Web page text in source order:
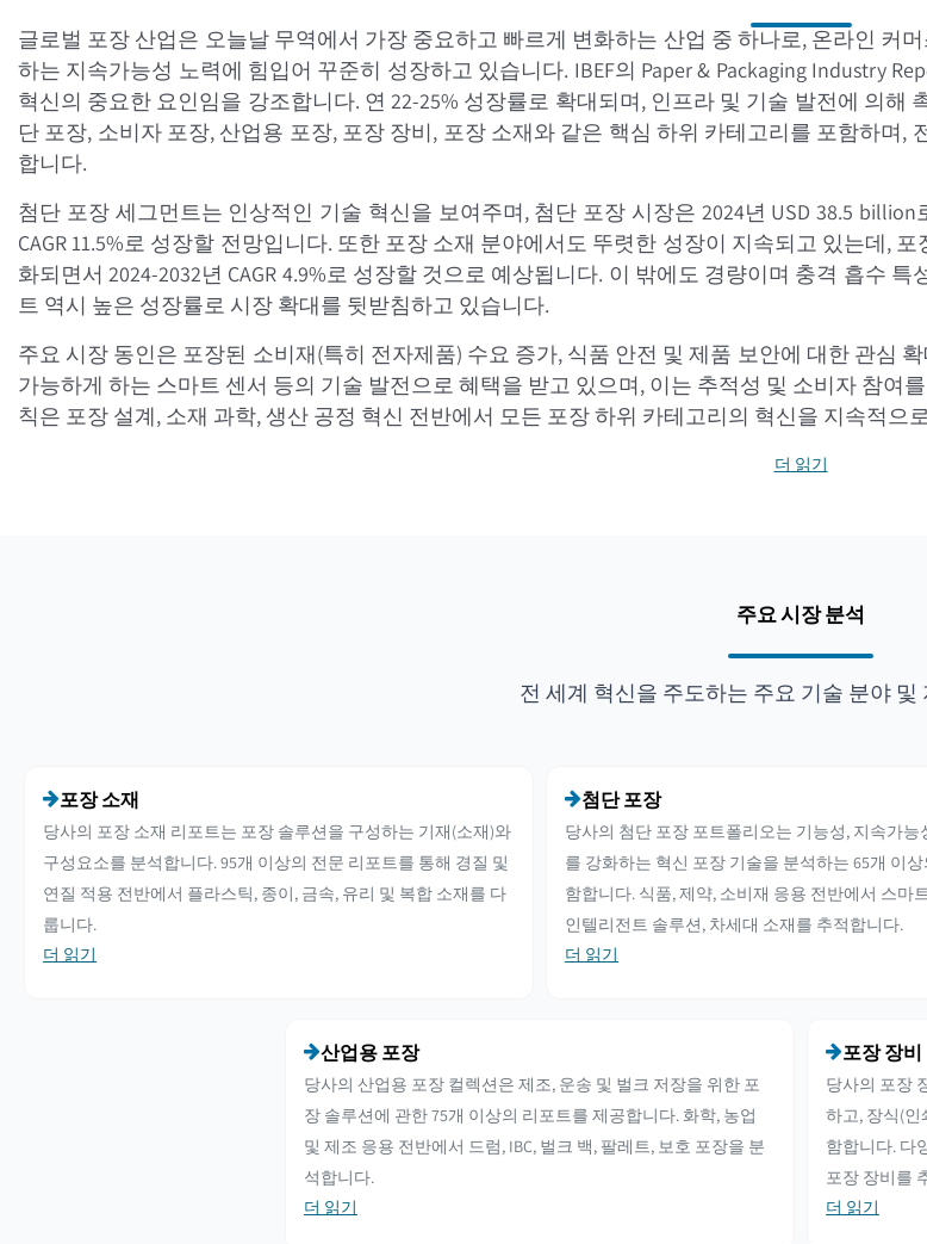
글로벌 포장 산업은 오늘날 무역에서 가장 중요하고 빠르게 변화하는 산업 중 하나로, 온라인 커
하는 지속가능성 노력에 힘입어 꾸준히 성장하고 있습니다. IBEF의 Paper & Packaging Industry
혁신의 중요한 요인임을 강조합니다. 연 22-25% 성장률로 확대되며, 인프라 및 기술 발전에 의
단 포장, 소비자 포장, 산업용 포장, 포장 장비, 포장 소재와 같은 핵심 하위 카테고리를 포함하며
합니다.
첨단 포장 세그먼트는 인상적인 기술 혁신을 보여주며, 첨단 포장 시장은 2024년 USD 38.5
CAGR 11.5%로 성장할 전망입니다. 또한 포장 소재 분야에서도 뚜렷한 성장이 지속되고 있는데,
화되면서 2024-2032년 CAGR 4.9%로 성장할 것으로 예상됩니다. 이 밖에도 경량이며 충격 흡수
트 역시 높은 성장률로 시장 확대를 뒷받침하고 있습니다.
주요 시장 동인은 포장된 소비재(특히 전자제품) 수요 증가, 식품 안전 및 제품 보안에 대한 관심
가능하게 하는 스마트 센서 등의 기술 발전으로 혜택을 받고 있으며, 이는 추적성 및 소비자 참여
칙은 포장 설계, 소재 과학, 생산 공정 혁신 전반에서 모든 포장 하위 카테고리의 혁신을 지속적으
더 읽기
주요 시장 분석
전 세계 혁신을 주도하는 주요 기술 분야 및
포장 소재
당사의 포장 소재 리포트는 포장 솔루션을 구성하는 기재(소재)와
구성요소를 분석합니다. 95개 이상의 전문 리포트를 통해 경질 및
연질 적용 전반에서 플라스틱, 종이, 금속, 유리 및 복합 소재를 다
룹니다.
더 읽기
첨단 포장
당사의 첨단 포장 포트폴리오는 기능성, 지속가능
를 강화하는 혁신 포장 기술을 분석하는 65개 이
함합니다. 식품, 제약, 소비재 응용 전반에서 스마
인텔리전트 솔루션, 차세대 소재를 추적합니다.
더 읽기
산업용 포장
당사의 산업용 포장 컬렉션은 제조, 운송 및 벌크 저장을 위한 포
장 솔루션에 관한 75개 이상의 리포트를 제공합니다. 화학, 농업
및 제조 응용 전반에서 드럼, IBC, 벌크 백, 팔레트, 보호 포장을 분
석합니다.
더 읽기
포장 장비
당사의 포장
하고, 장식(인
함합니다. 다
포장 장비를
더 읽기